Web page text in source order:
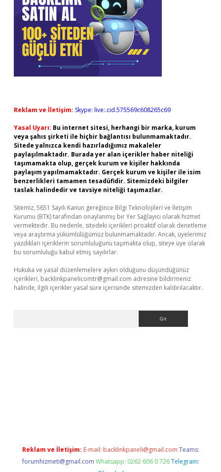
Reklam ve İletişim: Skype: live:.cid.575569c608265c69
Yasal Uyarı: Bu internet sitesi, herhangi bir marka, kurum
veya şahıs şirketi ile hiçbir bağlantısı bulunmamaktadır.
Sitede yalnızca kendi hazırladığımız makaleler
paylaşılmaktadır. Burada yer alan içerikler haber niteliği
taşımamakta olup, gerçek kurum ve kişiler hakkında
paylaşım yapılmamaktadır. Gerçek kurum ve kişiler ile isim
benzerlikleri tamamen tesadüfidir. Sitemizdeki bilgiler
taslak halindedir ve tavsiye niteliği taşımazlar.
Sitemiz, 5651 Sayılı Kanun gereğince Bilgi Teknolojileri ve İletişim
Kurumu (BTK) tarafından onaylanmış bir Yer Sağlayıcı olarak hizmet
vermektedir. Bu nedenle, sitedeki içerikleri proaktif olarak denetleme
veya araştırma yükümlülüğümüz bulunmamaktadır. Ancak, üyelerimiz
yazdıkları içeriklerin sorumluluğunu taşımakta olup, siteye üye olarak
bu sorumluluğu kabul etmiş sayılırlar.
Hukuka ve yasal düzenlemelere aykırı olduğunu düşündüğünüz
içerikleri, backlinkpanelicomtr@gmail.com adresine bildirmeniz
halinde, ilgili içerikler yasal süre içerisinde sitemizden kaldırılacaktır.
Reklam ve İletişim: E-mail: backlinkpaneli@gmail.com Teams:
forumhizmeti@gmail.com Whatsapp: 0262 606 0 726 Telegram: